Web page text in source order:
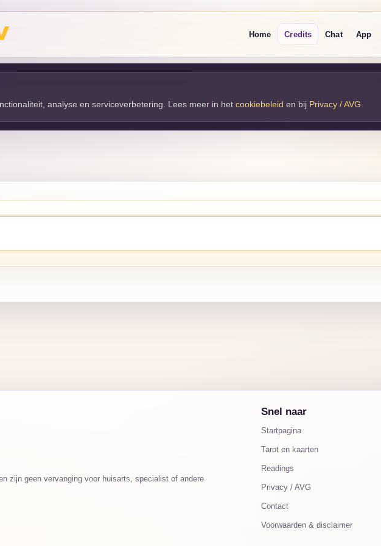
Home Credits Chat App
analyse en serviceverbetering. Lees meer in het cookiebeleid en bij Privacy / AVG
zijn geen vervanging voor huisarts, specialist of andere
Snel naar
Startpagina
Tarot en kaarten
Readings
Privacy / AVG
Contact
Voorwaarden & disclaimer